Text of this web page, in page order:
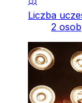
Liczba
2